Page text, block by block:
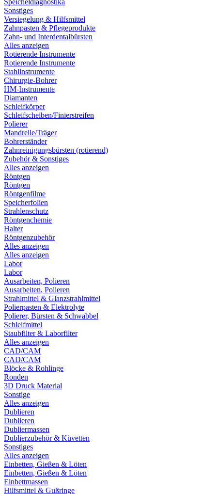
Speicheldiagnostika
Sonstiges
Versiegelung & Hilfsmittel
Zahnpasten & Pflegeprodukte
Zahn- und Interdentalbürsten
Alles anzeigen
Rotierende Instrumente
Rotierende Instrumente
Stahlinstrumente
Chirurgie-Bohrer
HM-Instrumente
Diamanten
Schleifkörper
Schleifscheiben/Finierstreifen
Polierer
Mandrelle/Träger
Bohrerständer
Zahnreinigungsbürsten (rotierend)
Zubehör & Sonstiges
Alles anzeigen
Röntgen
Röntgen
Röntgenfilme
Speicherfolien
Strahlenschutz
Röntgenchemie
Halter
Röntgenzubehör
Alles anzeigen
Alles anzeigen
Labor
Labor
Ausarbeiten, Polieren
Ausarbeiten, Polieren
Strahlmittel & Glanzstrahlmittel
Polierpasten & Elektrolyte
Polierer, Bürsten & Schwabbel
Schleifmittel
Staubfilter & Laborfilter
Alles anzeigen
CAD/CAM
CAD/CAM
Blöcke & Rohlinge
Ronden
3D Druck Material
Sonstige
Alles anzeigen
Dublieren
Dublieren
Dubliermassen
Dublierzubehör & Küvetten
Sonstiges
Alles anzeigen
Einbetten, Gießen & Löten
Einbetten, Gießen & Löten
Einbettmassen
Hilfsmittel & Gußringe